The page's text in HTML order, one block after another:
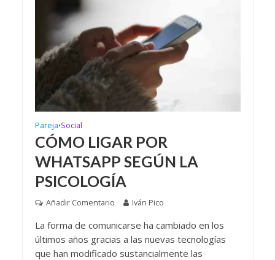
Pareja•Social
CÓMO LIGAR POR
WHATSAPP SEGÚN LA
PSICOLOGÍA
Añadir Comentario Iván Pico
La forma de comunicarse ha cambiado en los
últimos años gracias a las nuevas tecnologías
que han modificado sustancialmente las